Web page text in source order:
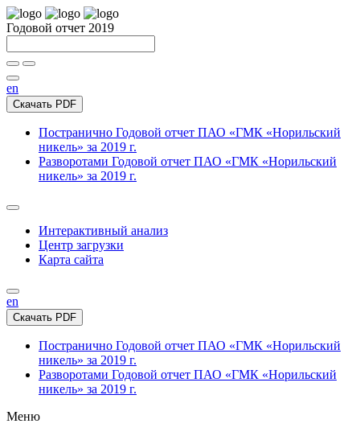
Годовой отчет 2019
en
Скачать PDF
Постранично Годовой отчет ПАО «ГМК «Норильский
никель» за 2019 г.
Разворотами Годовой отчет ПАО «ГМК «Норильский
никель» за 2019 г.
Интерактивный анализ
Центр загрузки
Карта сайта
en
Скачать PDF
Постранично Годовой отчет ПАО «ГМК «Норильский
никель» за 2019 г.
Разворотами Годовой отчет ПАО «ГМК «Норильский
никель» за 2019 г.
Меню